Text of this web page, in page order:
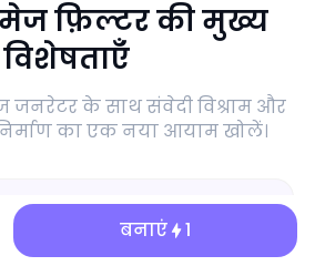
इमेज फ़िल्टर की मुख्य
विशेषताएँ
जनरेटर के साथ संवेदी विश्राम और
का एक नया आयाम खोलें।
बनाएं 1